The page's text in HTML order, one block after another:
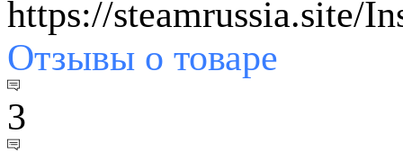
https://steamrussia.site/
Отзывы о товаре
3